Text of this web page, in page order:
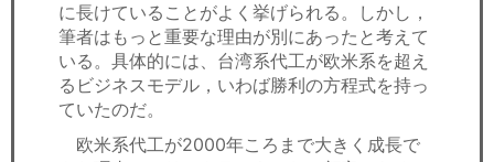
飲食店情報
に長けていることがよく挙げられる。しかし，
筆者はもっと重要な理由が別にあったと考えて
いる。具体的には、台湾系代工が欧米系を超え
るビジネスモデル，いわば勝利の方程式を持っ
ていたのだ。
欧米系代工が2000年ころまで大きく成長で